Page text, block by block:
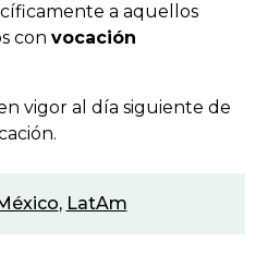
a aquellos
con vocación
vigor al día siguiente de
, LatAm